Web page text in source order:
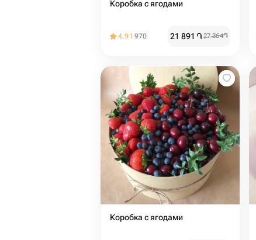
Коробка с ягодами
4.91 970 21 891 ֏27 364֏
Коробка с ягодами